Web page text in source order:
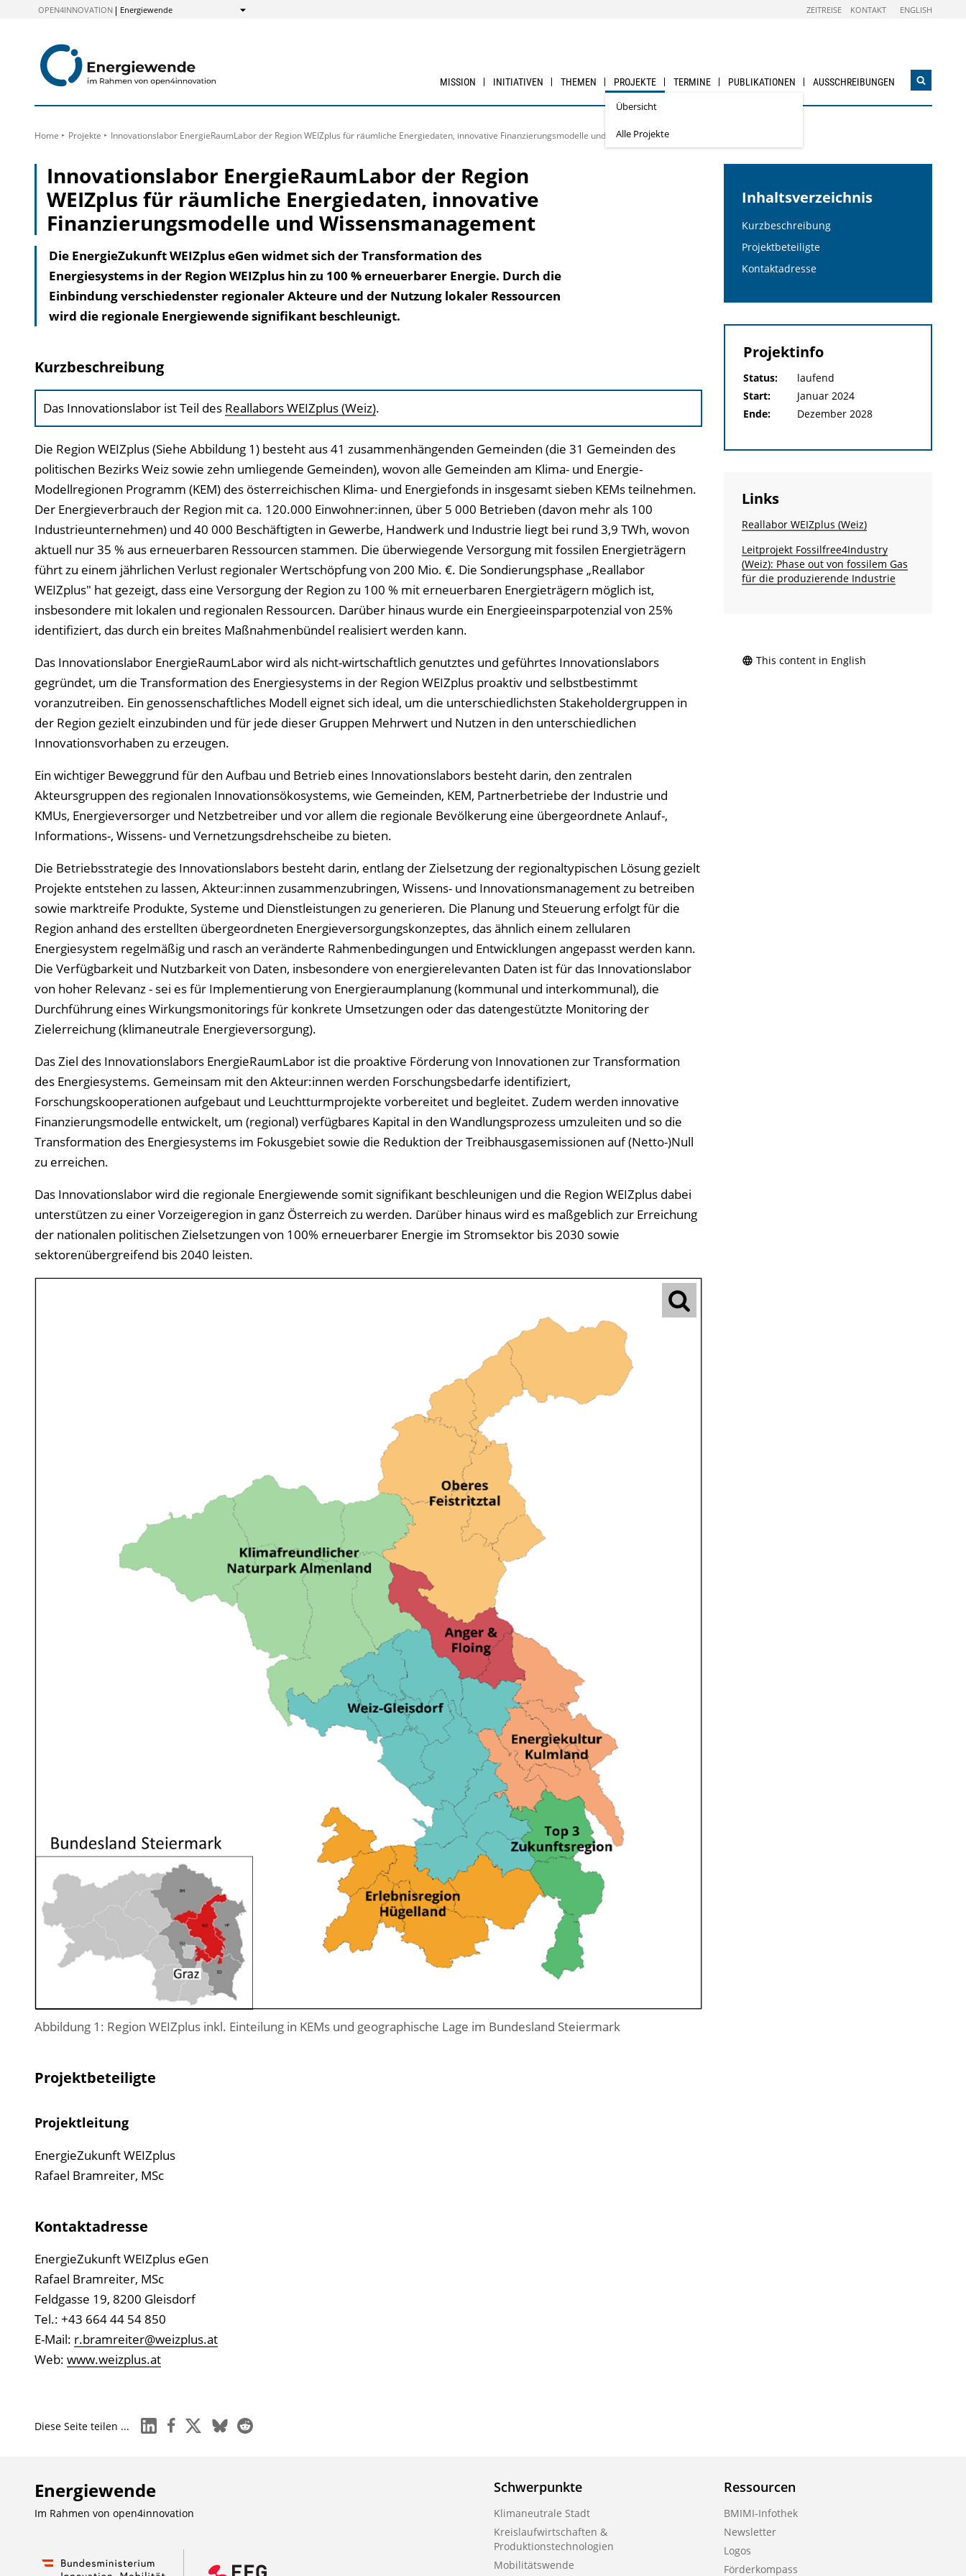
OPEN4INNOVATION Energiewende
Anzeigen
ZEITREISE KONTAKT ENGLISH
MISSION INITIATIVEN THEMEN PROJEKTE
Übersicht
Alle Projekte
TERMINE PUBLIKATIONEN AUSSCHREIBUNGEN
Home Projekte Innovationslabor EnergieRaumLabor der Region WEIZplus für räumliche Energiedaten, innovative Finanzierungsmodelle und Wissensmanagement
Innovationslabor EnergieRaumLabor der Region
WEIZplus für räumliche Energiedaten, innovative
Finanzierungsmodelle und Wissensmanagement
Die EnergieZukunft WEIZplus eGen widmet sich der Transformation des
Energiesystems in der Region WEIZplus hin zu 100 % erneuerbarer Energie. Durch die
Einbindung verschiedenster regionaler Akteure und der Nutzung lokaler Ressourcen
wird die regionale Energiewende signifikant beschleunigt.
Kurzbeschreibung
Das Innovationslabor ist Teil des Reallabors WEIZplus (Weiz).
Die Region WEIZplus (Siehe Abbildung 1) besteht aus 41 zusammenhängenden Gemeinden (die 31 Gemeinden des
politischen Bezirks Weiz sowie zehn umliegende Gemeinden), wovon alle Gemeinden am Klima- und Energie-
Modellregionen Programm (KEM) des österreichischen Klima- und Energiefonds in insgesamt sieben KEMs teilnehmen.
Der Energieverbrauch der Region mit ca. 120.000 Einwohner:innen, über 5 000 Betrieben (davon mehr als 100
Industrieunternehmen) und 40 000 Beschäftigten in Gewerbe, Handwerk und Industrie liegt bei rund 3,9 TWh, wovon
aktuell nur 35 % aus erneuerbaren Ressourcen stammen. Die überwiegende Versorgung mit fossilen Energieträgern
führt zu einem jährlichen Verlust regionaler Wertschöpfung von 200 Mio. €. Die Sondierungsphase „Reallabor
WEIZplus" hat gezeigt, dass eine Versorgung der Region zu 100 % mit erneuerbaren Energieträgern möglich ist,
insbesondere mit lokalen und regionalen Ressourcen. Darüber hinaus wurde ein Energieeinsparpotenzial von 25%
identifiziert, das durch ein breites Maßnahmenbündel realisiert werden kann.
Das Innovationslabor EnergieRaumLabor wird als nicht-wirtschaftlich genutztes und geführtes Innovationslabors
gegründet, um die Transformation des Energiesystems in der Region WEIZplus proaktiv und selbstbestimmt
voranzutreiben. Ein genossenschaftliches Modell eignet sich ideal, um die unterschiedlichsten Stakeholdergruppen in
der Region gezielt einzubinden und für jede dieser Gruppen Mehrwert und Nutzen in den unterschiedlichen
Innovationsvorhaben zu erzeugen.
Ein wichtiger Beweggrund für den Aufbau und Betrieb eines Innovationslabors besteht darin, den zentralen
Akteursgruppen des regionalen Innovationsökosystems, wie Gemeinden, KEM, Partnerbetriebe der Industrie und
KMUs, Energieversorger und Netzbetreiber und vor allem die regionale Bevölkerung eine übergeordnete Anlauf-,
Informations-, Wissens- und Vernetzungsdrehscheibe zu bieten.
Die Betriebsstrategie des Innovationslabors besteht darin, entlang der Zielsetzung der regionaltypischen Lösung gezielt
Projekte entstehen zu lassen, Akteur:innen zusammenzubringen, Wissens- und Innovationsmanagement zu betreiben
sowie marktreife Produkte, Systeme und Dienstleistungen zu generieren. Die Planung und Steuerung erfolgt für die
Region anhand des erstellten übergeordneten Energieversorgungskonzeptes, das ähnlich einem zellularen
Energiesystem regelmäßig und rasch an veränderte Rahmenbedingungen und Entwicklungen angepasst werden kann.
Die Verfügbarkeit und Nutzbarkeit von Daten, insbesondere von energierelevanten Daten ist für das Innovationslabor
von hoher Relevanz - sei es für Implementierung von Energieraumplanung (kommunal und interkommunal), die
Durchführung eines Wirkungsmonitorings für konkrete Umsetzungen oder das datengestützte Monitoring der
Zielerreichung (klimaneutrale Energieversorgung).
Das Ziel des Innovationslabors EnergieRaumLabor ist die proaktive Förderung von Innovationen zur Transformation
des Energiesystems. Gemeinsam mit den Akteur:innen werden Forschungsbedarfe identifiziert,
Forschungskooperationen aufgebaut und Leuchtturmprojekte vorbereitet und begleitet. Zudem werden innovative
Finanzierungsmodelle entwickelt, um (regional) verfügbares Kapital in den Wandlungsprozess umzuleiten und so die
Transformation des Energiesystems im Fokusgebiet sowie die Reduktion der Treibhausgasemissionen auf (Netto-)Null
zu erreichen.
Das Innovationslabor wird die regionale Energiewende somit signifikant beschleunigen und die Region WEIZplus dabei
unterstützen zu einer Vorzeigeregion in ganz Österreich zu werden. Darüber hinaus wird es maßgeblich zur Erreichung
der nationalen politischen Zielsetzungen von 100% erneuerbarer Energie im Stromsektor bis 2030 sowie
sektorenübergreifend bis 2040 leisten.
Abbildung 1: Region WEIZplus inkl. Einteilung in KEMs und geographische Lage im Bundesland Steiermark
Projektbeteiligte
Projektleitung
EnergieZukunft WEIZplus
Rafael Bramreiter, MSc
Kontaktadresse
EnergieZukunft WEIZplus eGen
Rafael Bramreiter, MSc
Feldgasse 19, 8200 Gleisdorf
Tel.: +43 664 44 54 850
E-Mail: r.bramreiter@weizplus.at
Web: www.weizplus.at
Inhaltsverzeichnis
Kurzbeschreibung
Projektbeteiligte
Kontaktadresse
Projektinfo
Status:
laufend
Start:
Januar 2024
Ende:
Dezember 2028
Links
Reallabor WEIZplus (Weiz)
Leitprojekt Fossilfree4Industry
(Weiz): Phase out von fossilem Gas
für die produzierende Industrie
This content in English
Diese Seite teilen ... linkedinfacebook
x blueskyreddit
Energiewende
Im Rahmen von open4innovation
Schwerpunkte
Klimaneutrale Stadt
Kreislaufwirtschaften &
Produktionstechnologien
Mobilitätswende
Ressourcen
BMIMI-Infothek
Newsletter
Logos
Förderkompass